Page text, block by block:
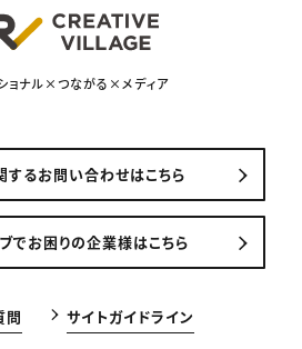
ョナル×つながる×メディア
するお問い合わせはこちら
でお困りの企業様はこちら
問 サイトガイドライン